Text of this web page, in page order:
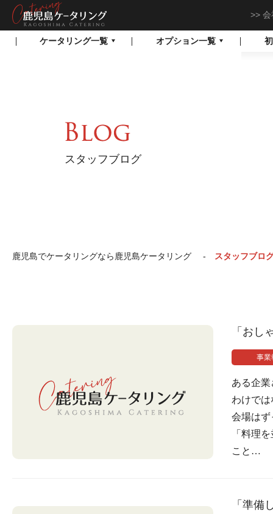
鹿児島でケータリン
会
ケータリング一覧 オプション一覧
スタッフブログ
鹿児島でケータリングなら鹿児島ケータリング スタッフブロ
「おし
事業
ある企
わけで
会場はず
「料理
こと…
「準備